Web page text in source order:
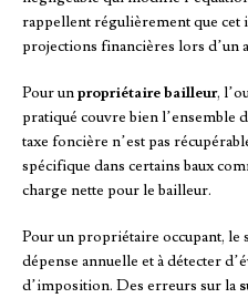
rappellent régulièrement que
projections financières lors d’un
Pour unpropriétaire bailleur,
pratiqué couvre bien l’ensemble
taxe foncière n’est pas
spécifique dans certains baux
charge nette pour le bailleur.
Pour un propriétaire occupant, le
dépense annuelle et à détecter
d’imposition. Des erreurs sur la